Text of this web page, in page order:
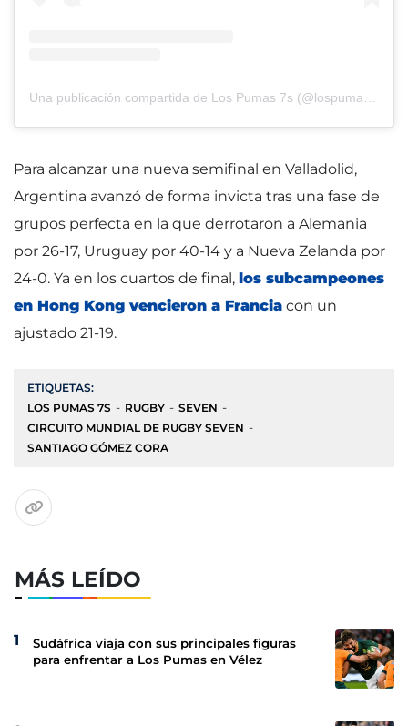
Para alcanzar una nueva semifinal en Valladolid,
Argentina avanzó de forma invicta tras una fase de
grupos perfecta en la que derrotaron a Alemania
por 26-17, Uruguay por 40-14 y a Nueva Zelanda por
24-0. Ya en los cuartos de final, los subcampeones
en Hong Kong vencieron a Francia con un
ajustado 21-19.
ETIQUETAS:
LOS PUMAS 7S
RUGBY
SEVEN
CIRCUITO MUNDIAL DE RUGBY SEVEN
SANTIAGO GÓMEZ CORA
MÁS LEÍDO
Sudáfrica viaja con sus principales figuras
para enfrentar a Los Pumas en Vélez